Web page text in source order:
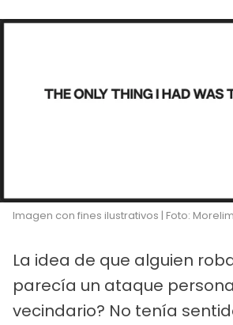
Imagen con fines ilustrativos | Foto:
La idea de que alguien
parecía un ataque
vecindario? No tenía